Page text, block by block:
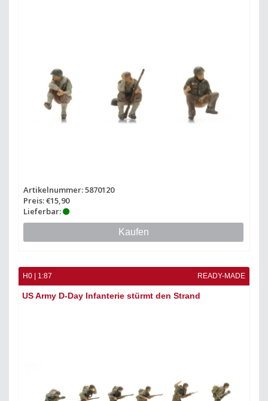
Artikelnummer: 5870120
Preis: €15,90
Lieferbar:
Kaufen
H0 | 1:87 READY-MADE
US Army D-Day Infanterie stürmt den Strand